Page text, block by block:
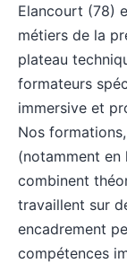
Elancourt (78)
métiers de la
plateau
formateurs
immersive et
Nos
(notamment en
combinent
travaillent sur
encadrement
compétences